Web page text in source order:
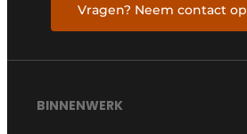
Vragen? Neem contact op
BINNENWERK